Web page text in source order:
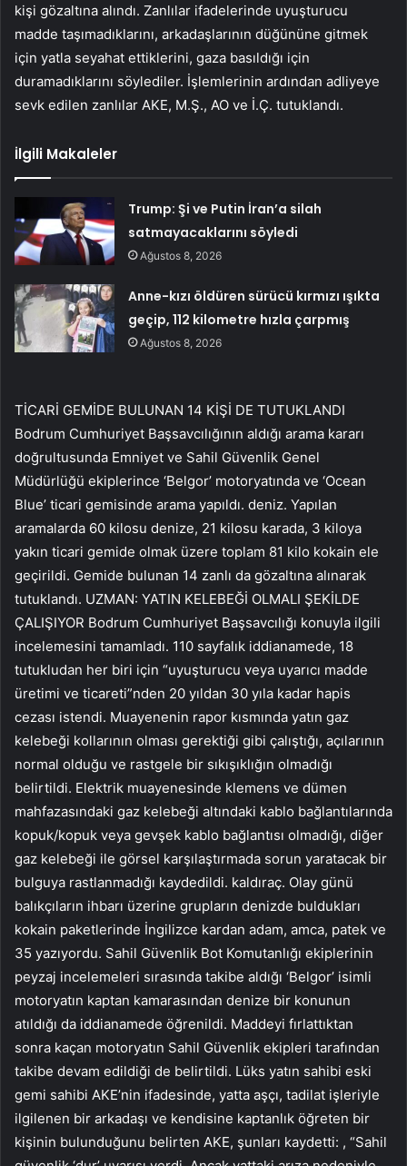
kişi gözaltına alındı. Zanlılar ifadelerinde uyuşturucu
madde taşımadıklarını, arkadaşlarının düğününe gitmek
için yatla seyahat ettiklerini, gaza basıldığı için
duramadıklarını söylediler. İşlemlerinin ardından adliyeye
sevk edilen zanlılar AKE, M.Ş., AO ve İ.Ç. tutuklandı.
İlgili Makaleler
Trump: Şi ve Putin İran’a silah
satmayacaklarını söyledi
Ağustos 8, 2026
Anne-kızı öldüren sürücü kırmızı ışıkta
geçip, 112 kilometre hızla çarpmış
Ağustos 8, 2026
TİCARİ GEMİDE BULUNAN 14 KİŞİ DE TUTUKLANDI
Bodrum Cumhuriyet Başsavcılığının aldığı arama kararı
doğrultusunda Emniyet ve Sahil Güvenlik Genel
Müdürlüğü ekiplerince ‘Belgor’ motoryatında ve ‘Ocean
Blue’ ticari gemisinde arama yapıldı. deniz. Yapılan
aramalarda 60 kilosu denize, 21 kilosu karada, 3 kiloya
yakın ticari gemide olmak üzere toplam 81 kilo kokain ele
geçirildi. Gemide bulunan 14 zanlı da gözaltına alınarak
tutuklandı. UZMAN: YATIN KELEBEĞİ OLMALI ŞEKİLDE
ÇALIŞIYOR Bodrum Cumhuriyet Başsavcılığı konuyla ilgili
incelemesini tamamladı. 110 sayfalık iddianamede, 18
tutukludan her biri için “uyuşturucu veya uyarıcı madde
üretimi ve ticareti”nden 20 yıldan 30 yıla kadar hapis
cezası istendi. Muayenenin rapor kısmında yatın gaz
kelebeği kollarının olması gerektiği gibi çalıştığı, açılarının
normal olduğu ve rastgele bir sıkışıklığın olmadığı
belirtildi. Elektrik muayenesinde klemens ve dümen
mahfazasındaki gaz kelebeği altındaki kablo bağlantılarında
kopuk/kopuk veya gevşek kablo bağlantısı olmadığı, diğer
gaz kelebeği ile görsel karşılaştırmada sorun yaratacak bir
bulguya rastlanmadığı kaydedildi. kaldıraç. Olay günü
balıkçıların ihbarı üzerine grupların denizde buldukları
kokain paketlerinde İngilizce kardan adam, amca, patek ve
35 yazıyordu. Sahil Güvenlik Bot Komutanlığı ekiplerinin
peyzaj incelemeleri sırasında takibe aldığı ‘Belgor’ isimli
motoryatın kaptan kamarasından denize bir konunun
atıldığı da iddianamede öğrenildi. Maddeyi fırlattıktan
sonra kaçan motoryatın Sahil Güvenlik ekipleri tarafından
takibe devam edildiği de belirtildi. Lüks yatın sahibi eski
gemi sahibi AKE’nin ifadesinde, yatta aşçı, tadilat işleriyle
ilgilenen bir arkadaşı ve kendisine kaptanlık öğreten bir
kişinin bulunduğunu belirten AKE, şunları kaydetti: , “Sahil